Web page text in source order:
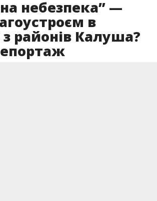
небезпека” —
в
районів Калуша?